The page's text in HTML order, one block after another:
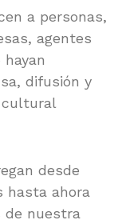
a personas,
agentes
difusión y
desde
hasta ahora
de nuestra